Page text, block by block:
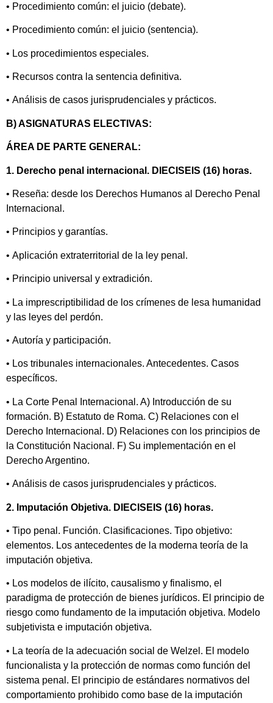
• Procedimiento común: el juicio (debate).
• Procedimiento común: el juicio (sentencia).
• Los procedimientos especiales.
• Recursos contra la sentencia definitiva.
• Análisis de casos jurisprudenciales y prácticos.
B) ASIGNATURAS ELECTIVAS:
ÁREA DE PARTE GENERAL:
1. Derecho penal internacional. DIECISEIS (16) horas.
• Reseña: desde los Derechos Humanos al Derecho Penal
Internacional.
• Principios y garantías.
• Aplicación extraterritorial de la ley penal.
• Principio universal y extradición.
• La imprescriptibilidad de los crímenes de lesa humanidad
y las leyes del perdón.
• Autoría y participación.
• Los tribunales internacionales. Antecedentes. Casos
específicos.
• La Corte Penal Internacional. A) Introducción de su
formación. B) Estatuto de Roma. C) Relaciones con el
Derecho Internacional. D) Relaciones con los principios de
la Constitución Nacional. F) Su implementación en el
Derecho Argentino.
• Análisis de casos jurisprudenciales y prácticos.
2. Imputación Objetiva. DIECISEIS (16) horas.
• Tipo penal. Función. Clasificaciones. Tipo objetivo:
elementos. Los antecedentes de la moderna teoría de la
imputación objetiva.
• Los modelos de ilícito, causalismo y finalismo, el
paradigma de protección de bienes jurídicos. El principio de
riesgo como fundamento de la imputación objetiva. Modelo
subjetivista e imputación objetiva.
• La teoría de la adecuación social de Welzel. El modelo
funcionalista y la protección de normas como función del
sistema penal. El principio de estándares normativos del
comportamiento prohibido como base de la imputación